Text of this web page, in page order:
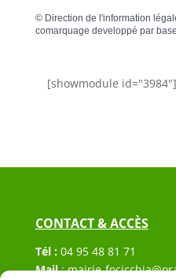
© Direction de l'information
comarquage developpé par
[showmodule id="3984"]
CONTACT & ACCÈS
Tél : 04 95 48 81 71
Mail:mairie-